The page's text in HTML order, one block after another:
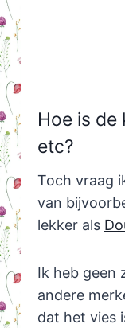
Hoe is de
etc?
Toch vraag
van
lekker als
Ik heb geen
andere
dat het vies